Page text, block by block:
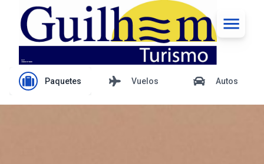
Paquetes Vuelos Autos